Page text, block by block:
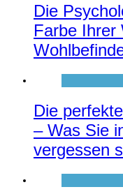
Die
Farbe Ihrer
Die
– Was Sie
vergessen